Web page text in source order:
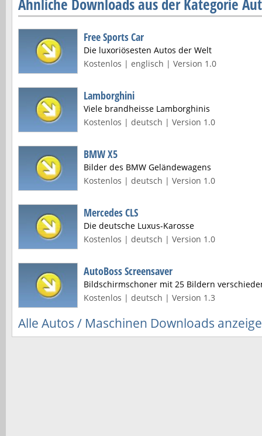
Ähnliche Downloads aus der Kategorie
Free Sports Car
Die luxoriösesten Autos der Welt
Kostenlos | englisch | Version 1.0
Lamborghini
Viele brandheisse Lamborghinis
Kostenlos | deutsch | Version 1.0
BMW X5
Bilder des BMW Geländewagens
Kostenlos | deutsch | Version 1.0
Mercedes CLS
Die deutsche Luxus-Karosse
Kostenlos | deutsch | Version 1.0
AutoBoss Screensaver
Bildschirmschoner mit 25 Bildern
Kostenlos | deutsch | Version 1.3
Alle Autos / Maschinen Downloads